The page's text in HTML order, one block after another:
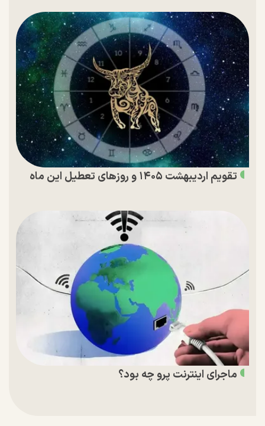
تقویم اردیبهشت ۱۴۰۵ و روز‌های تعطیل این ماه
ماجرای اینترنت پرو چه بود؟